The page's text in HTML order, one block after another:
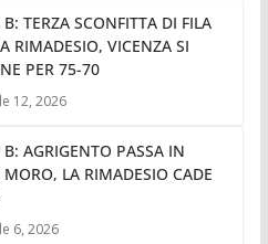
B: TERZA SCONFITTA DI FILA
RIMADESIO, VICENZA SI
PER 75-70
12, 2026
B: AGRIGENTO PASSA IN
LA RIMADESIO CADE
6, 2026